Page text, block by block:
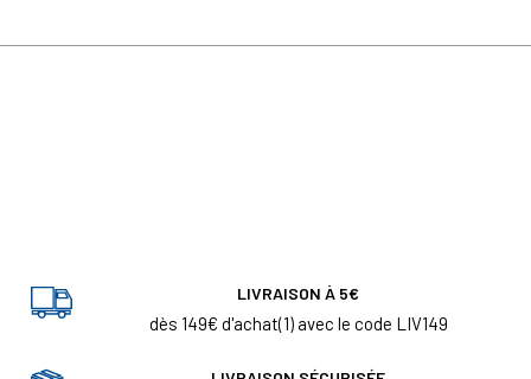
LIVRAISON À 5€
dès 149€ d'achat(1) avec le code LIV149